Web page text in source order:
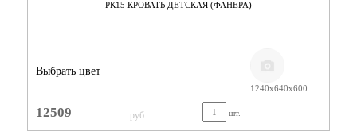
РК15 КРОВАТЬ ДЕТСКАЯ (ФАНЕРА)
Выбрать цвет
12509 руб шт.